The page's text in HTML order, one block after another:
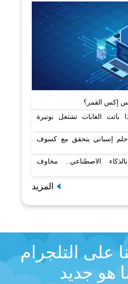
إكس القمر؟
باتت الغابات تشتعل بوتيرة
حلم إسباني يتحقق مع كسوف
الاصطناعي.. مخاوف
المزيد
على التلجرام
هو جديد